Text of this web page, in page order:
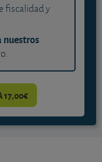
fiscalidad y
nuestros
17,00€